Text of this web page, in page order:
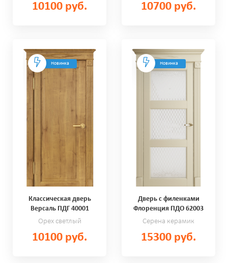
10100 руб. 10700 руб.
Новинка
Классическая дверь
Версаль ПДГ 40001
Орех светлый
10100 руб.
Новинка
Дверь с филенками
Флоренция ПДО 62003
Серена керамик
15300 руб.